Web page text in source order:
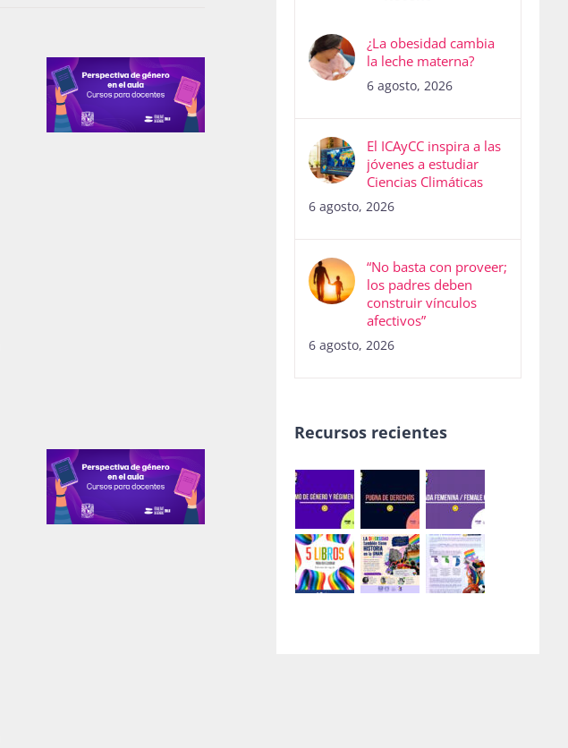
¿La obesidad cambia
la leche materna?
6 agosto, 2026
El ICAyCC inspira a las
jóvenes a estudiar
Ciencias Climáticas
6 agosto, 2026
“No basta con proveer;
los padres deben
construir vínculos
afectivos”
6 agosto, 2026
Recursos recientes